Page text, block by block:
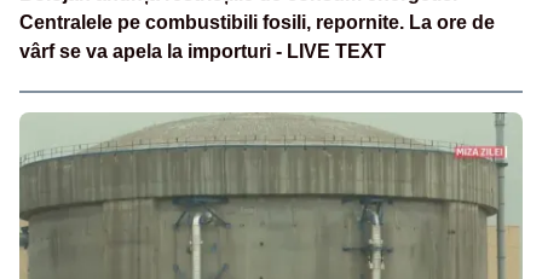
Centralele pe combustibili fosili, repornite. La ore de
vârf se va apela la importuri - LIVE TEXT